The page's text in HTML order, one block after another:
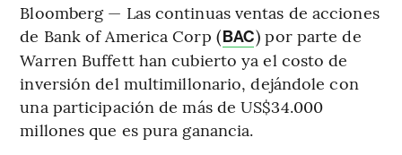
Bloomberg — Las continuas ventas de acciones
de Bank of America Corp (BAC) por parte de
Warren Buffett han cubierto ya el costo de
inversión del multimillonario, dejándole con
una participación de más de US$34.000
millones que es pura ganancia.